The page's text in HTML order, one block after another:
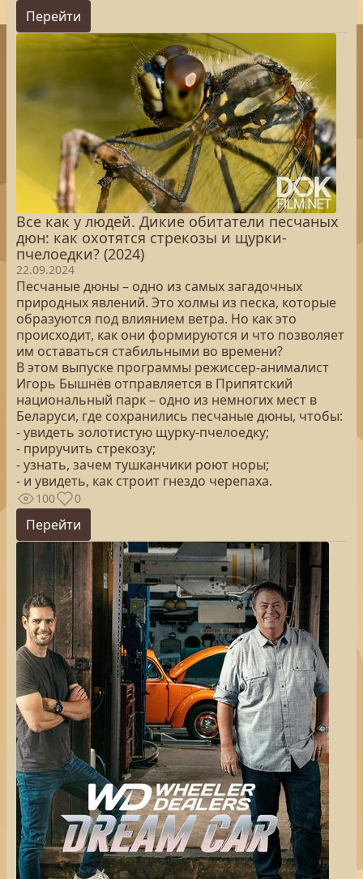
Перейти
Все как у людей. Дикие обитатели песчаных
дюн: как охотятся стрекозы и щурки-
пчелоедки? (2024)
22.09.2024
Песчаные дюны – одно из самых загадочных
природных явлений. Это холмы из песка, которые
образуются под влиянием ветра. Но как это
происходит, как они формируются и что позволяет
им оставаться стабильными во времени?
В этом выпуске программы режиссер-анималист
Игорь Бышнёв отправляется в Припятский
национальный парк – одно из немногих мест в
Беларуси, где сохранились песчаные дюны, чтобы:
- увидеть золотистую щурку-пчелоедку;
- приручить стрекозу;
- узнать, зачем тушканчики роют норы;
- и увидеть, как строит гнездо черепаха.
100 0
Перейти